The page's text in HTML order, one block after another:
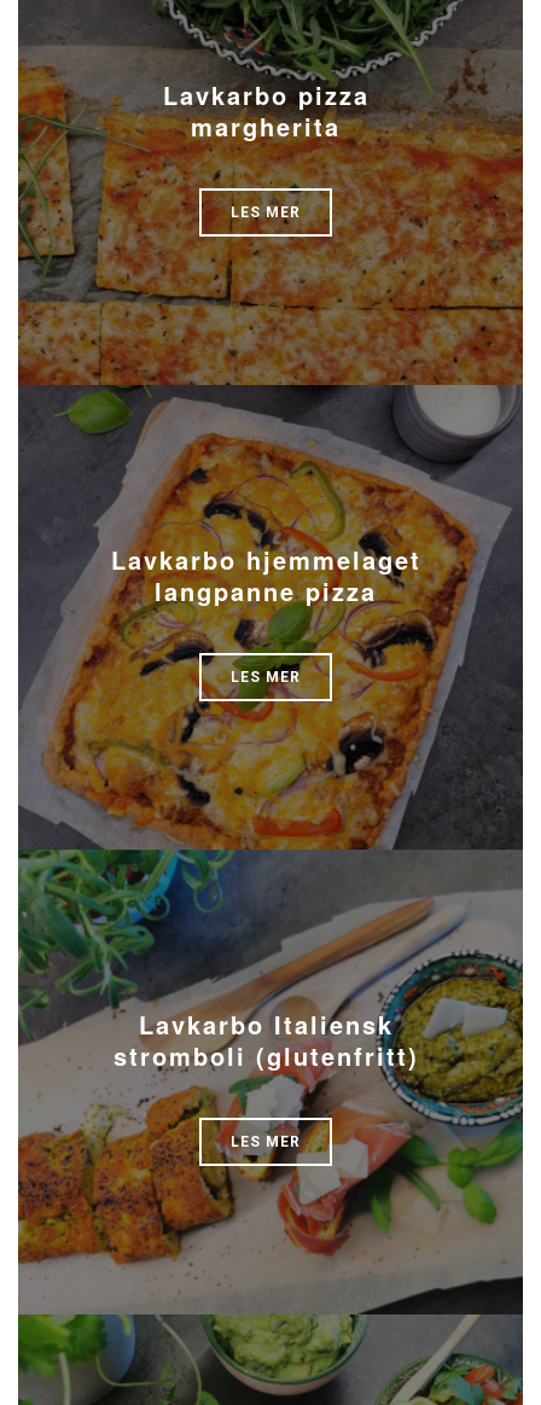
Lavkarbo pizza
margherita
LES MER
Lavkarbo hjemmelaget
langpanne pizza
LES MER
Lavkarbo Italiensk
stromboli (glutenfritt)
LES MER